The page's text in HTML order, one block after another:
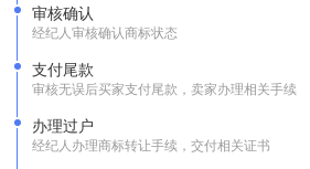
审核确认
经纪人审核确认商标状态
支付尾款
审核无误后买家支付尾款，卖家办理相关手续
办理过户
经纪人办理商标转让手续，交付相关证书